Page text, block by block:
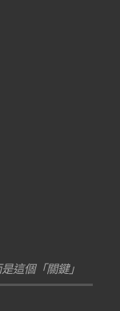
這個「關鍵」